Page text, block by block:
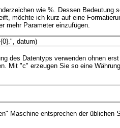
wie %. Dessen Bedeutung
möchte ich kurz auf eine
mehr Parameter einzufügen.
datum)
des Datentyps verwenden ohnen
Mit "c" erzeugen Sie so eine
Maschine entsprechen der üblichen